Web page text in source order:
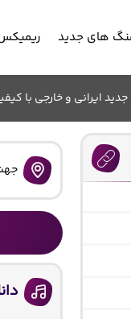
های جدید
ایرانی و خارجی با